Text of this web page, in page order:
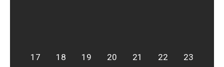
17 18 19 20 21 22 23